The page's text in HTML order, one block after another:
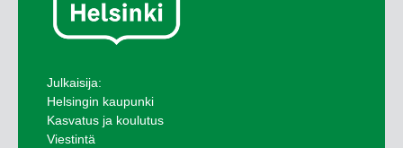
Julkaisija:
Helsingin kaupunki
Kasvatus ja koulutus
Viestintä